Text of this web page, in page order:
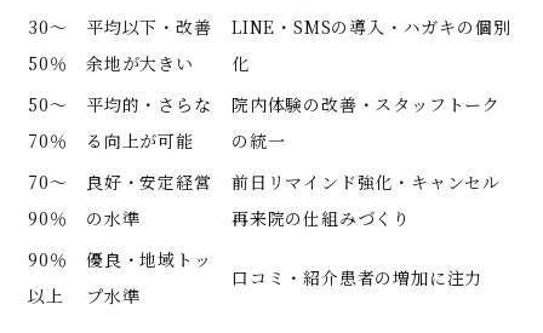
30〜
50％
平均以下・改善
余地が大きい
LINE・SMSの導入・ハガキの個別
化
50〜
70％
平均的・さらな
る向上が可能
院内体験の改善・スタッフトーク
の統一
70〜
90％
良好・安定経営
の水準
前日リマインド強化・キャンセル
再来院の仕組みづくり
90％
以上
優良・地域トッ
プ水準
口コミ・紹介患者の増加に注力